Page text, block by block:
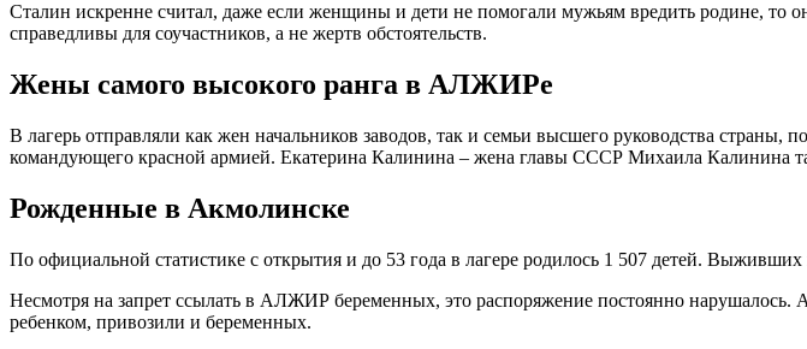
Сталин искренне считал, даже если женщины и дети не помогали мужьям вредить родине, то
справедливы для соучастников, а не жертв обстоятельств.
Жены самого высокого ранга в АЛЖИРе
В лагерь отправляли как жен начальников заводов, так и семьи высшего руководства
командующего красной армией. Екатерина Калинина – жена главы СССР Михаила Калинина
Рожденные в Акмолинске
По официальной статистике с открытия и до 53 года в лагере родилось 1 507 детей.
Несмотря на запрет ссылать в АЛЖИР беременных, это распоряжение постоянно нарушалось.
ребенком, привозили и беременных.